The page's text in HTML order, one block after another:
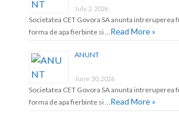
July 2, 2026
Societatea CET Govora SA anunta
forma de apa fierbinte si … Read More »
ANUNT
June 30, 2026
Societatea CET Govora SA anunta
forma de apa fierbinte si … Read More »